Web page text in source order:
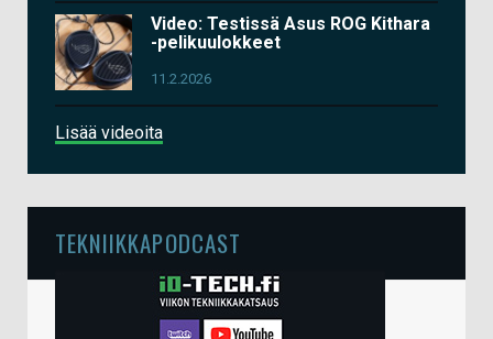
Video: Testissä Asus ROG Kithara
-pelikuulokkeet
11.2.2026
Lisää videoita
TEKNIIKKAPODCAST